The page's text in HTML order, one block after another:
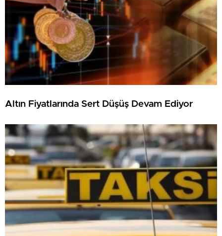
Altın Fiyatlarında Sert Düşüş Devam Ediyor